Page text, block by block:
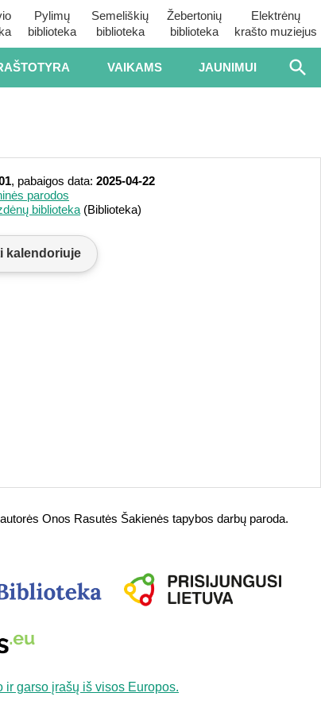
Pylimų
biblioteka
Semeliškių
biblioteka
Žebertonių
biblioteka
Elektrėnų
krašto muziejus
VAIKAMS JAUNIMUI
, pabaigos data: 2025-04-22
parodos
biblioteka (Biblioteka)
Onos Rasutės Šakienės tapybos darbų paroda.